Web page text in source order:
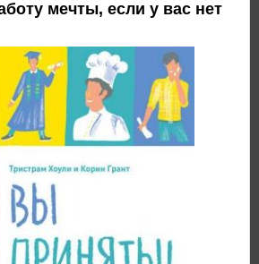
мечты, если у вас нет